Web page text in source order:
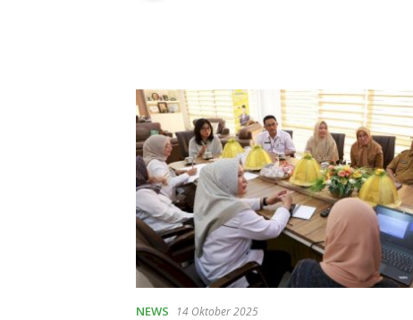
NEWS 14 Oktober 2025